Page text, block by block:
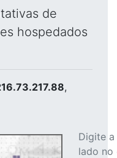
de
hospedados
,
Digite
lado no